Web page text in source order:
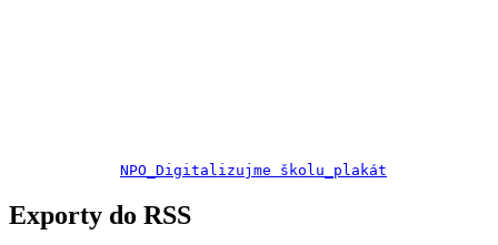
NPO_Digitalizujme školu_plakát
Exporty do RSS